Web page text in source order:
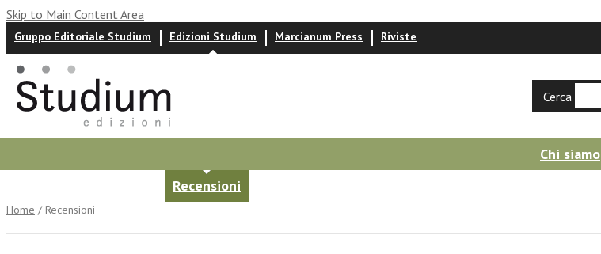
Skip to Main Content Area
Gruppo Editoriale Studium Edizioni Studium Marcianum Press Riviste
Cerca
Chi siamo
Recensioni
Home / Recensioni